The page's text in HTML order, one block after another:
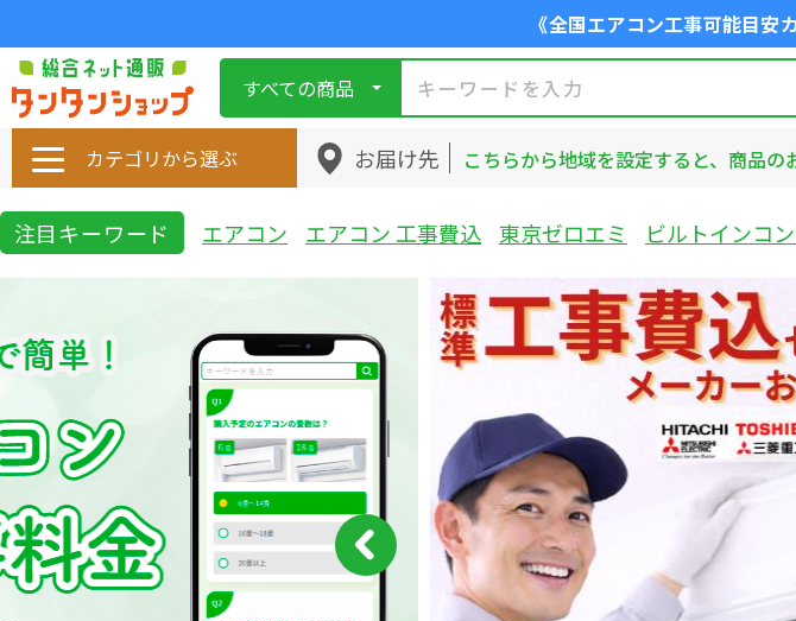
《全国エアコン工事可能目安
すべての商品
カテゴリから選ぶ お届け先 こちらから地域を設定すると、商品の
注目キーワード エアコン エアコン 工事費込 東京ゼロエミ ビルトインコ